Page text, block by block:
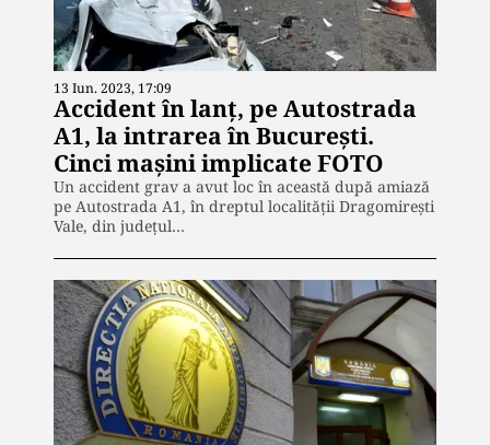
13 Iun. 2023, 17:09
Accident în lanț, pe Autostrada
A1, la intrarea în București.
Cinci mașini implicate FOTO
Un accident grav a avut loc în această după amiază
pe Autostrada A1, în dreptul localității Dragomirești
Vale, din județul…